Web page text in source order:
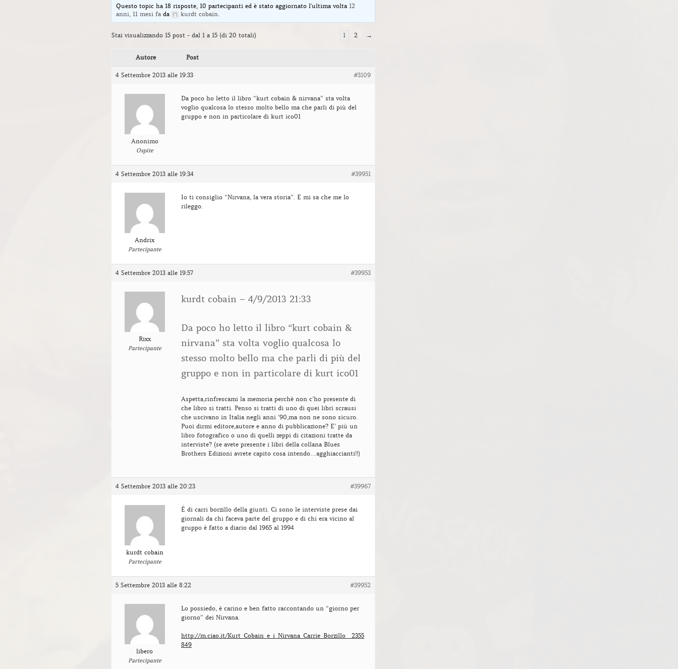
Questo topic ha 18 risposte, 10 partecipanti ed è stato aggiornato l'ultima volta12
anni, 11 mesi fa da kurdt cobain
Stai visualizzando 15 post - dal 1 a 15 (di 20 totali) 1 2 →
Autore Post
4 Settembre 2013 alle 19:33 #3109
Anonimo
Ospite
Da poco ho letto il libro “kurt cobain & nirvana” sta volta
voglio qualcosa lo stesso molto bello ma che parli di più del
gruppo e non in particolare di kurt ico01
4 Settembre 2013 alle 19:34 #39951
Andrix
Partecipante
Io ti consiglio “Nirvana, la vera storia”. E mi sa che me lo
rileggo.
4 Settembre 2013 alle 19:57 #39953
Rixx
Partecipante
kurdt cobain – 4/9/2013 21:33
Da poco ho letto il libro “kurt cobain &
nirvana” sta volta voglio qualcosa lo
stesso molto bello ma che parli di più del
gruppo e non in particolare di kurt ico01
Aspetta,rinfrescami la memoria perchè non c’ho presente di
che libro si tratti. Penso si tratti di uno di quei libri scrausi
che uscivano in Italia negli anni ’90,ma non ne sono sicuro.
Puoi dirmi editore,autore e anno di pubblicazione? E’ più un
libro fotografico o uno di quelli zeppi di citazioni tratte da
interviste? (se avete presente i libri della collana Blues
Brothers Edizioni avrete capito cosa intendo…agghiaccianti!!)
4 Settembre 2013 alle 20:23 #39967
kurdt cobain
Partecipante
É di carri borzillo della giunti. Ci sono le interviste prese dai
giornali da chi faceva parte del gruppo e di chi era vicino al
gruppo è fatto a diario dal 1965 al 1994
5 Settembre 2013 alle 8:22 #39952
libero
Partecipante
Lo possiedo, è carino e ben fatto raccontando un “giorno per
giorno” dei Nirvana.
http://m.ciao.it/Kurt_Cobain_e_i_Nirvana_Carrie_Borzillo__2355
849